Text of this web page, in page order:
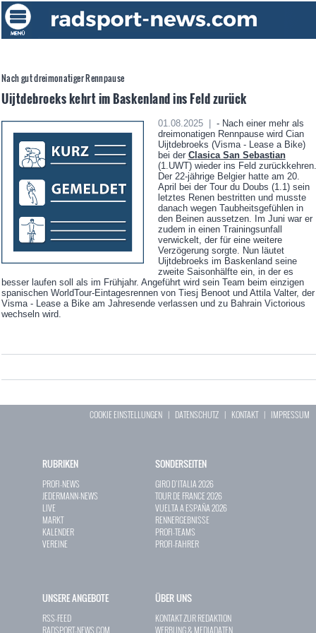
Nach gut dreimonatiger Rennpause
Uijtdebroeks kehrt im Baskenland ins Feld zurück
01.08.2025 |
- Nach einer mehr als
dreimonatigen Rennpause wird Cian
Uijtdebroeks (Visma - Lease a Bike)
bei der Clasica San Sebastian
(1.UWT) wieder ins Feld zurückkehren.
Der 22-jährige Belgier hatte am 20.
April bei der Tour du Doubs (1.1) sein
letztes Renen bestritten und musste
danach wegen Taubheitsgefühlen in
den Beinen aussetzen. Im Juni war er
zudem in einen Trainingsunfall
verwickelt, der für eine weitere
Verzögerung sorgte. Nun läutet
Uijtdebroeks im Baskenland seine
zweite Saisonhälfte ein, in der es
besser laufen soll als im Frühjahr. Angeführt wird sein Team beim einzigen
spanischen WorldTour-Eintagesrennen von Tiesj Benoot und Attila Valter, der
Visma - Lease a Bike am Jahresende verlassen und zu Bahrain Victorious
wechseln wird.
COOKIE EINSTELLUNGEN | DATENSCHUTZ | KONTAKT| IMPRESSUM
RUBRIKEN
PROFI-NEWS
JEDERMANN-NEWS
LIVE
MARKT
KALENDER
VEREINE
SONDERSEITEN
GIRO D`ITALIA 2026
TOUR DE FRANCE 2026
VUELTA A ESPAÑA 2026
RENNERGEBNISSE
PROFI-TEAMS
PROFI-FAHRER
UNSERE ANGEBOTE
RSS-FEED
RADSPORT-NEWS.COM
ÜBER UNS
KONTAKT ZUR REDAKTION
WERBUNG & MEDIADATEN